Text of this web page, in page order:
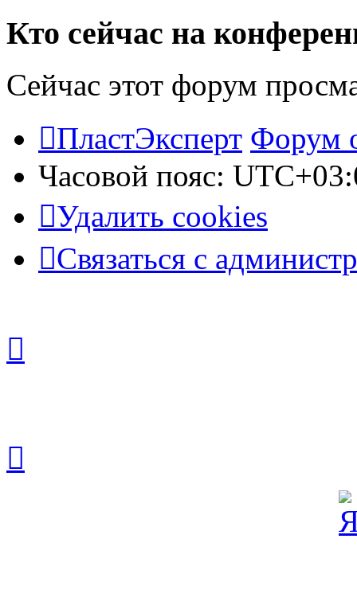
Кто сейчас на
Сейчас этот форум
ПластЭксперт Форум
Часовой пояс:
Удалить cookies
Связаться с